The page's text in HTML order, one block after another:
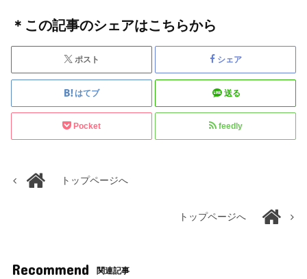
＊この記事のシェアはこちらから
ポスト シェア
はてブ 送る
Pocket feedly
トップページへ
トップページへ
Recommend 関連記事